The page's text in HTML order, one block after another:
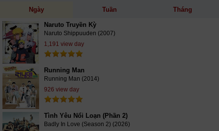
Ngày Tuần Tháng
Naruto Truyền Kỳ
Naruto Shippuuden (2007)
1,191 view day
Running Man
Running Man (2014)
926 view day
Tình Yêu Nổi Loạn (Phần 2)
Badly In Love (Season 2) (2026)